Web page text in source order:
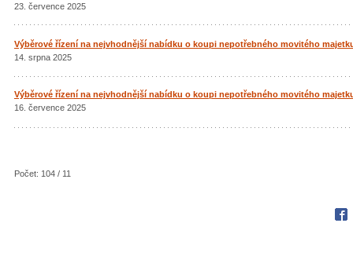
23. července 2025
Výběrové řízení na nejvhodnější nabídku o koupi nepotřebného movitého
14. srpna 2025
Výběrové řízení na nejvhodnější nabídku o koupi nepotřebného movitého
16. července 2025
Počet: 104 / 11